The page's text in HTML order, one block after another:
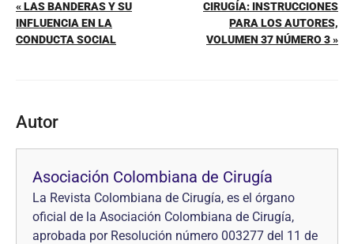
« LAS BANDERAS Y SU
INFLUENCIA EN LA
CONDUCTA SOCIAL
CIRUGÍA: INSTRUCCIONES
PARA LOS AUTORES,
VOLUMEN 37 NÚMERO 3 »
Autor
Asociación Colombiana de Cirugía
La Revista Colombiana de Cirugía, es el órgano
oficial de la Asociación Colombiana de Cirugía,
aprobada por Resolución número 003277 del 11 de